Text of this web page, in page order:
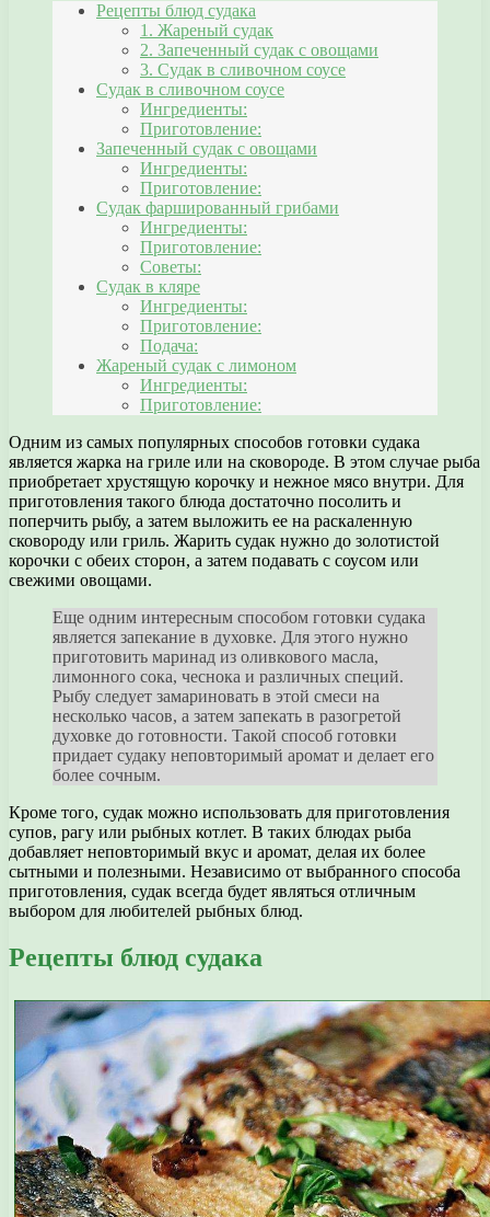
Рецепты блюд судака
1. Жареный судак
2. Запеченный судак с овощами
3. Судак в сливочном соусе
Судак в сливочном соусе
Ингредиенты:
Приготовление:
Запеченный судак с овощами
Ингредиенты:
Приготовление:
Судак фаршированный грибами
Ингредиенты:
Приготовление:
Советы:
Судак в кляре
Ингредиенты:
Приготовление:
Подача:
Жареный судак с лимоном
Ингредиенты:
Приготовление:
Одним из самых популярных способов готовки судака
является жарка на гриле или на сковороде. В этом случае рыба
приобретает хрустящую корочку и нежное мясо внутри. Для
приготовления такого блюда достаточно посолить и
поперчить рыбу, а затем выложить ее на раскаленную
сковороду или гриль. Жарить судак нужно до золотистой
корочки с обеих сторон, а затем подавать с соусом или
свежими овощами.
Еще одним интересным способом готовки судака
является запекание в духовке. Для этого нужно
приготовить маринад из оливкового масла,
лимонного сока, чеснока и различных специй.
Рыбу следует замариновать в этой смеси на
несколько часов, а затем запекать в разогретой
духовке до готовности. Такой способ готовки
придает судаку неповторимый аромат и делает его
более сочным.
Кроме того, судак можно использовать для приготовления
супов, рагу или рыбных котлет. В таких блюдах рыба
добавляет неповторимый вкус и аромат, делая их более
сытными и полезными. Независимо от выбранного способа
приготовления, судак всегда будет являться отличным
выбором для любителей рыбных блюд.
Рецепты блюд судака